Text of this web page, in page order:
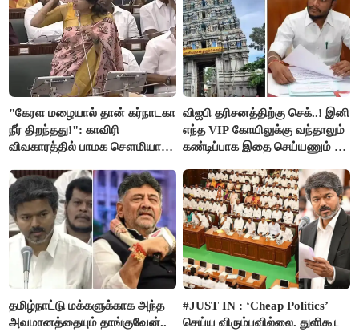
"கேரள மழையால் தான் கர்நாடகா
நீர் திறந்தது!": காவிரி
விவகாரத்தில் பாமக சௌமியா
விஐபி தரிசனத்திற்கு செக்..! இனி
எந்த VIP கோயிலுக்கு வந்தாலும்
கண்டிப்பாக இதை செய்யணும் -
தமிழ்நாட்டு மக்களுக்காக அந்த
அவமானத்தையும் தாங்குவேன்..
#JUST IN : ‘Cheap Politics’
செய்ய விரும்பவில்லை. துளிகூட